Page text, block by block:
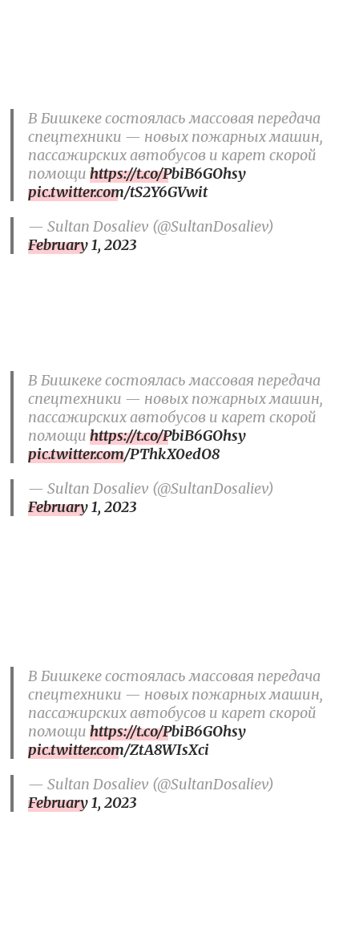
В Бишкеке состоялась массовая передача
спецтехники — новых пожарных машин,
пассажирских автобусов и карет скорой
помощиhttps://t.co/PbiB6GOhsy
pic.twitter.com/tS2Y6GVwit
— Sultan Dosaliev (@SultanDosaliev)
February 1, 2023
В Бишкеке состоялась массовая передача
спецтехники — новых пожарных машин,
пассажирских автобусов и карет скорой
помощиhttps://t.co/PbiB6GOhsy
pic.twitter.com/PThkX0edO8
— Sultan Dosaliev (@SultanDosaliev)
February 1, 2023
В Бишкеке состоялась массовая передача
спецтехники — новых пожарных машин,
пассажирских автобусов и карет скорой
помощиhttps://t.co/PbiB6GOhsy
pic.twitter.com/ZtA8WIsXci
— Sultan Dosaliev (@SultanDosaliev)
February 1, 2023